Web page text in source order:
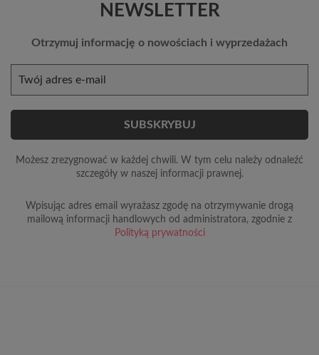
NEWSLETTER
Otrzymuj informację o nowościach i wyprzedażach
Możesz zrezygnować w każdej chwili. W tym celu należy odnaleźć
szczegóły w naszej informacji prawnej.
Wpisując adres email wyrażasz zgodę na otrzymywanie drogą
mailową informacji handlowych od administratora, zgodnie z
Polityką prywatności